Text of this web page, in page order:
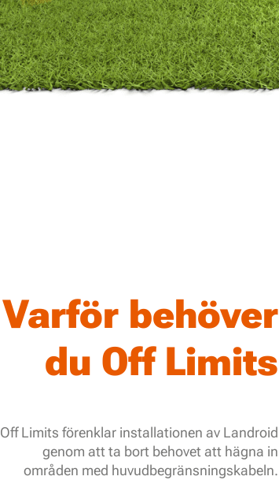
Varför behöver
du Off Limits
Off Limits förenklar installationen av Landroid
genom att ta bort behovet att hägna in
områden med huvudbegränsningskabeln.